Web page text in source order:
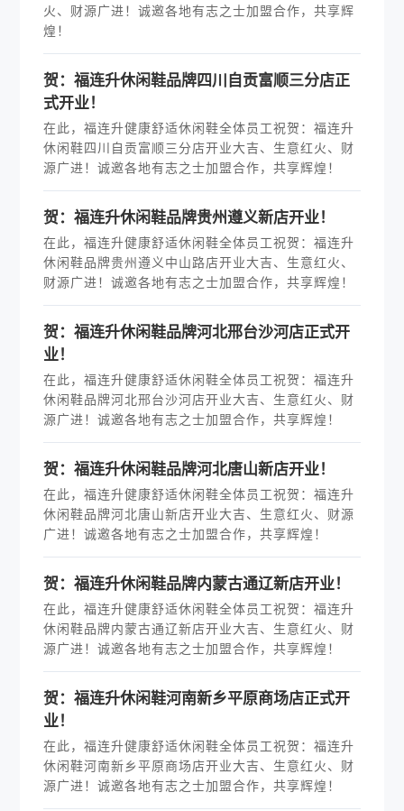
火、财源广进！诚邀各地有志之士加盟合作，共享辉
煌！
贺：福连升休闲鞋品牌四川自贡富顺三分店正
式开业！
在此，福连升健康舒适休闲鞋全体员工祝贺：福连升
休闲鞋四川自贡富顺三分店开业大吉、生意红火、财
源广进！诚邀各地有志之士加盟合作，共享辉煌！
贺：福连升休闲鞋品牌贵州遵义新店开业！
在此，福连升健康舒适休闲鞋全体员工祝贺：福连升
休闲鞋品牌贵州遵义中山路店开业大吉、生意红火、
财源广进！诚邀各地有志之士加盟合作，共享辉煌！
贺：福连升休闲鞋品牌河北邢台沙河店正式开
业！
在此，福连升健康舒适休闲鞋全体员工祝贺：福连升
休闲鞋品牌河北邢台沙河店开业大吉、生意红火、财
源广进！诚邀各地有志之士加盟合作，共享辉煌！
贺：福连升休闲鞋品牌河北唐山新店开业！
在此，福连升健康舒适休闲鞋全体员工祝贺：福连升
休闲鞋品牌河北唐山新店开业大吉、生意红火、财源
广进！诚邀各地有志之士加盟合作，共享辉煌！
贺：福连升休闲鞋品牌内蒙古通辽新店开业！
在此，福连升健康舒适休闲鞋全体员工祝贺：福连升
休闲鞋品牌内蒙古通辽新店开业大吉、生意红火、财
源广进！诚邀各地有志之士加盟合作，共享辉煌！
贺：福连升休闲鞋河南新乡平原商场店正式开
业！
在此，福连升健康舒适休闲鞋全体员工祝贺：福连升
休闲鞋河南新乡平原商场店开业大吉、生意红火、财
源广进！诚邀各地有志之士加盟合作，共享辉煌！